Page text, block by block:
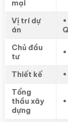
mại
Vị trí dự
án
Chủ đầu
tư
Thiết kế
Tổng
thầu xây
dựng